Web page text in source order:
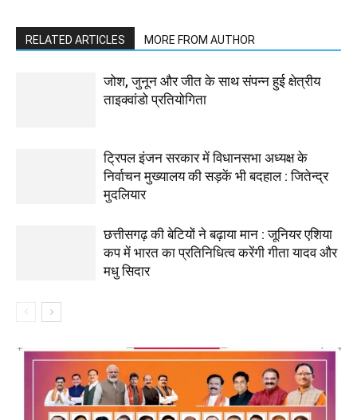
RELATED ARTICLES MORE FROM AUTHOR
जोश, जुनून और जीत के साथ संपन्न हुई क्षेत्रीय
ताइक्वांडो प्रतियोगिता
ट्रिपल इंजन सरकार में विधानसभा अध्यक्ष के
निर्वाचन मुख्यालय की सड़कें भी बदहाल : जितेन्द्र
मुदलियार
छत्तीसगढ़ की बेटियों ने बढ़ाया मान : जूनियर एशिया
कप में भारत का प्रतिनिधित्व करेंगी गीता यादव और
मधु सिदार